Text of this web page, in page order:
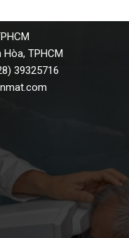
Hòa, TPHCM
39325716